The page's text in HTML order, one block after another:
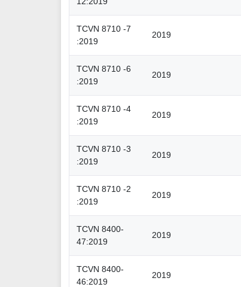
TCVN 8710 -7
:2019
2019
TCVN 8710 -6
:2019
2019
TCVN 8710 -4
:2019
2019
TCVN 8710 -3
:2019
2019
TCVN 8710 -2
:2019
2019
TCVN 8400-
47:2019
2019
TCVN 8400-
46:2019
2019